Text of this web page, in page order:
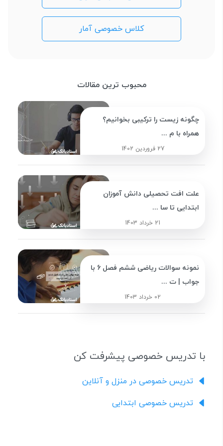
کلاس خصوصی آمار
محبوب ترین مقالات
چگونه زیست را ترکیبی بخوانیم؟
همراه با م ...
27 فروردین 1402
علت افت تحصیلی دانش آموزان
ابتدایی تا سا ...
21 خرداد 1403
نمونه سوالات ریاضی ششم فصل 6 با
جواب | ت ...
02 خرداد 1403
با تدریس خصوصی پیشرفت کن
تدریس خصوصی در منزل و آنلاین
تدریس خصوصی ابتدایی